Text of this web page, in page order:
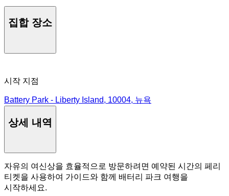
집합 장소
시작 지점
Battery Park - Liberty Island, 10004, 뉴욕
상세 내역
자유의 여신상을 효율적으로 방문하려면 예약된 시간의 페리
티켓을 사용하여 가이드와 함께 배터리 파크 여행을
시작하세요.